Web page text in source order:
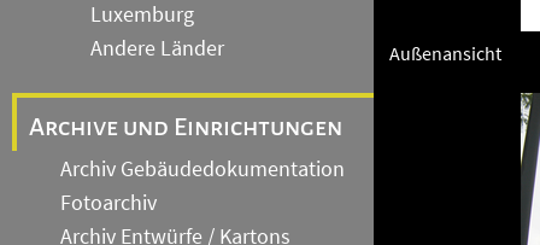
Luxemburg
Andere Länder
Archive und Einrichtungen
Archiv Gebäudedokumentation
Fotoarchiv
Archiv Entwürfe / Kartons
Außenansicht